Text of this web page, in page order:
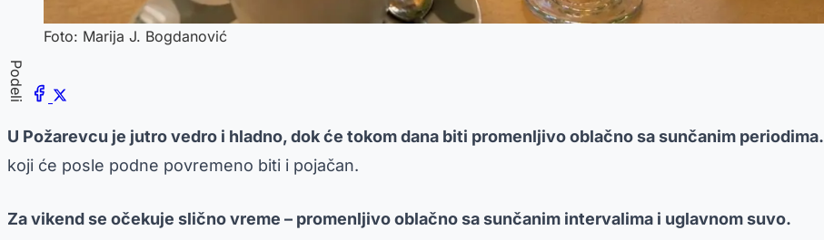
Foto: Marija J. Bogdanović
Podeli
U Požarevcu je jutro vedro i hladno, dok će tokom dana biti promenljivo oblačno sa sunčanim periodima.
koji će posle podne povremeno biti i pojačan.
Za vikend se očekuje slično vreme – promenljivo oblačno sa sunčanim intervalima i uglavnom suvo.